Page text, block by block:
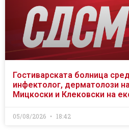
Гостиварската болница
инфектолог, дерматолози
Мицкоски и Клековски на
05/08/2026 18:42